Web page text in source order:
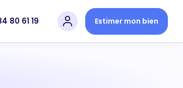
80 61 19 Estimer mon bien